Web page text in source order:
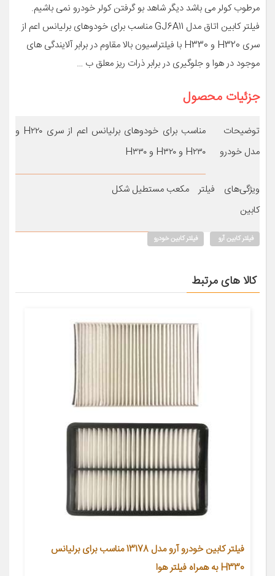
مرطوب کولر می باشد دیگر شاهد بو گرفتن کولر خودرو نمی باشیم.
فیلتر کابین اتاق مدل GJ6A11 مناسب برای خودوهای برلیانس اعم از
سری H320 و H330 با فیلتراسیون بالا مقاوم در برابر آلایندگی های
موجود در هوا و جلوگیری در برابر ذرات ریز معلق ب …
جزئیات محصول
توضیحات
مدل خودرو
مناسب برای خودوهای برلیانس اعم از سری H۲۲۰ و
H۲۳۰ و H۳۲۰ و H۳۳۰
ویژگی‌های فیلتر
کابین
مکعب مستطیل شکل
فیلتر کابین آرو فیلتر کابین خودرو
کالا های مرتبط
فیلتر کابین خودرو آرو مدل 13178 مناسب برای برلیانس
H330 به همراه فیلتر هوا